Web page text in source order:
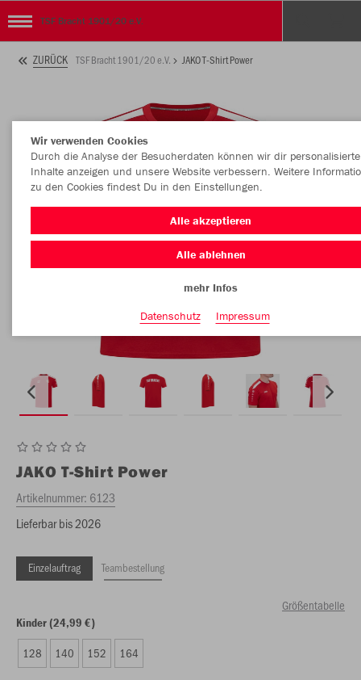
TSF Bracht 1901/20 e.V.
ZURÜCK TSF Bracht 1901/20 e.V. JAKO T-Shirt Power
JAKO T-Shirt Power
Artikelnummer: 6123
Lieferbar bis 2026
Einzelauftrag Teambestellung
Größentabelle
Kinder (24,99 €)
128 140 152 164
Wir verwenden Cookies
Durch die Analyse der Besucherdaten können wir dir personalisierte
Inhalte anzeigen und unsere Website verbessern. Weitere
zu den Cookies findest Du in den Einstellungen.
Alle akzeptieren
Alle ablehnen
mehr Infos
Datenschutz
Impressum